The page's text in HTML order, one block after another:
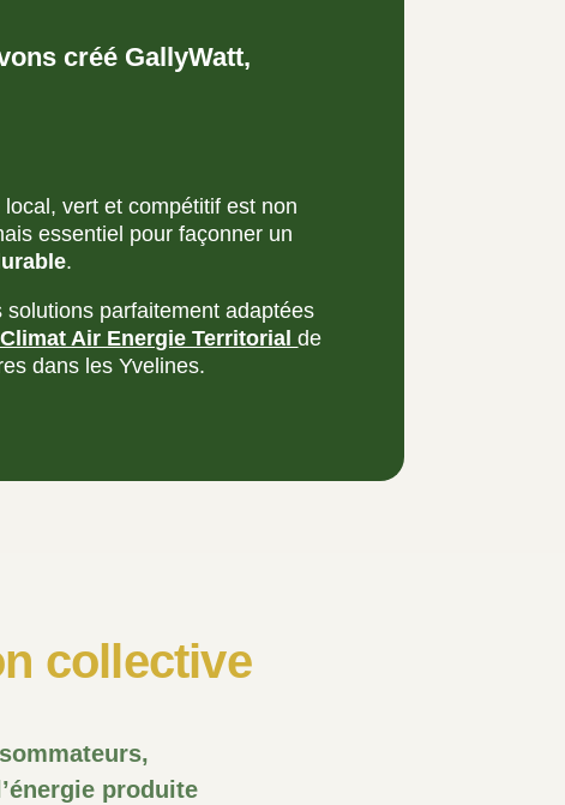
créé GallyWatt,
local, vert et compétitif est non
essentiel pour façonner un
.
solutions parfaitement adaptées
Air Energie Territorialde
dans les Yvelines.
collective
produite